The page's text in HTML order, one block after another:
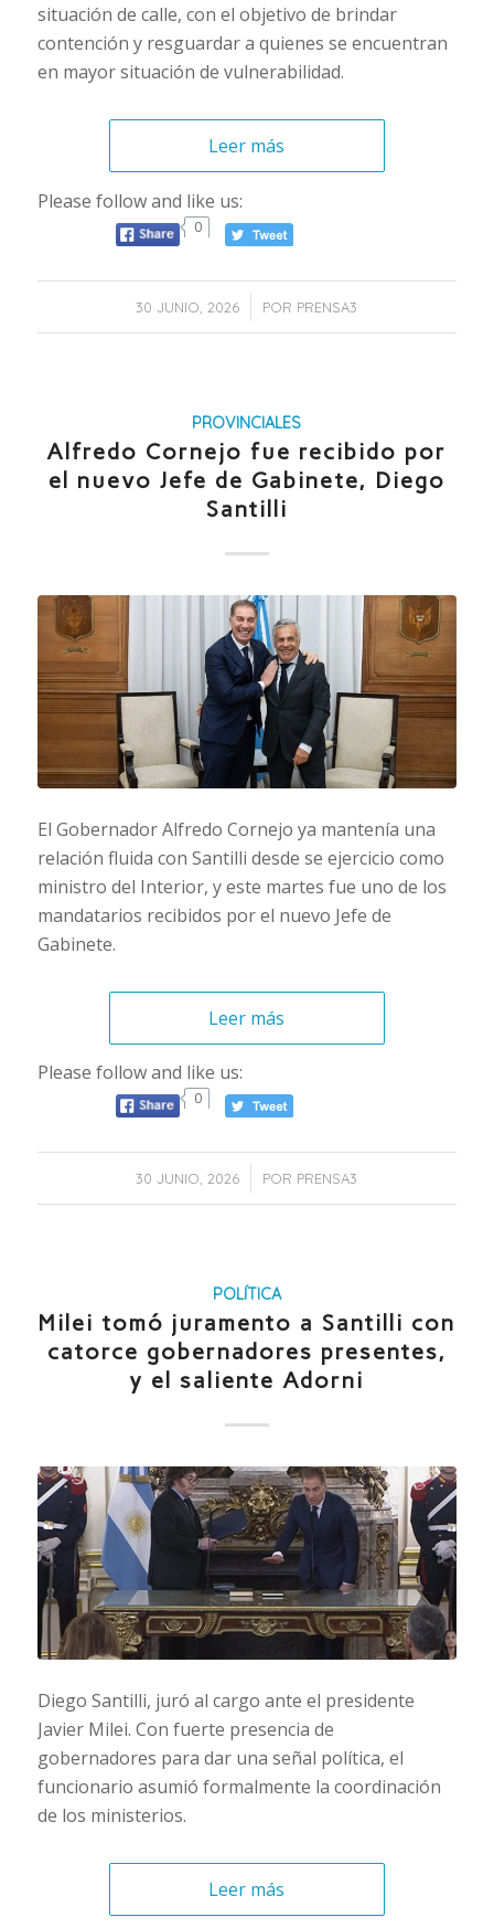
situación de calle, con el objetivo de brindar
contención y resguardar a quienes se encuentran
en mayor situación de vulnerabilidad.
Leer más
Please follow and like us:
0
30 JUNIO, 2026
/ POR PRENSA3
PROVINCIALES
Alfredo Cornejo fue recibido por
el nuevo Jefe de Gabinete, Diego
Santilli
El Gobernador Alfredo Cornejo ya mantenía una
relación fluida con Santilli desde se ejercicio como
ministro del Interior, y este martes fue uno de los
mandatarios recibidos por el nuevo Jefe de
Gabinete.
Leer más
Please follow and like us:
0
30 JUNIO, 2026
/ POR PRENSA3
POLÍTICA
Milei tomó juramento a Santilli con
catorce gobernadores presentes,
y el saliente Adorni
Diego Santilli, juró al cargo ante el presidente
Javier Milei. Con fuerte presencia de
gobernadores para dar una señal política, el
funcionario asumió formalmente la coordinación
de los ministerios.
Leer más